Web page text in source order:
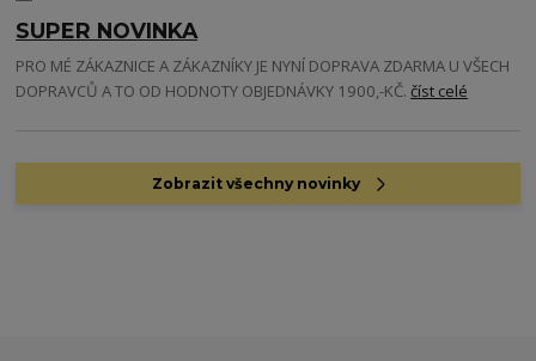
SUPER NOVINKA
PRO MÉ ZÁKAZNICE A ZÁKAZNÍKY JE NYNÍ DOPRAVA ZDARMA U VŠECH
DOPRAVCŮ A TO OD HODNOTY OBJEDNÁVKY 1900,-KČ.číst celé
Zobrazit všechny novinky